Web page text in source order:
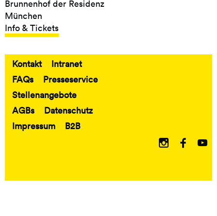
Brunnenhof der Residenz
München
Info & Tickets
Fußbereich
Kontakt
Intranet
FAQs
Presseservice
Stellenangebote
AGBs
Datenschutz
Impressum
B2B